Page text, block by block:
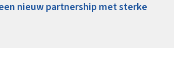
nieuw partnership met sterke